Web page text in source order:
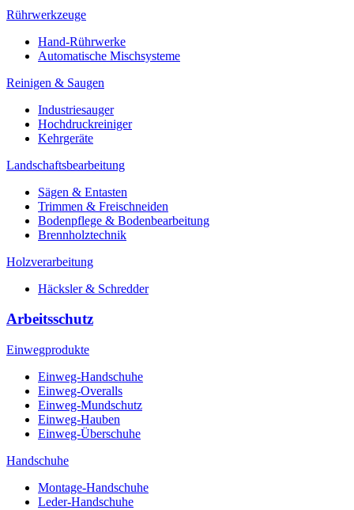
Rührwerkzeuge
Hand-Rührwerke
Automatische Mischsysteme
Reinigen & Saugen
Industriesauger
Hochdruckreiniger
Kehrgeräte
Landschaftsbearbeitung
Sägen & Entasten
Trimmen & Freischneiden
Bodenpflege & Bodenbearbeitung
Brennholztechnik
Holzverarbeitung
Häcksler & Schredder
Arbeitsschutz
Einwegprodukte
Einweg-Handschuhe
Einweg-Overalls
Einweg-Mundschutz
Einweg-Hauben
Einweg-Überschuhe
Handschuhe
Montage-Handschuhe
Leder-Handschuhe